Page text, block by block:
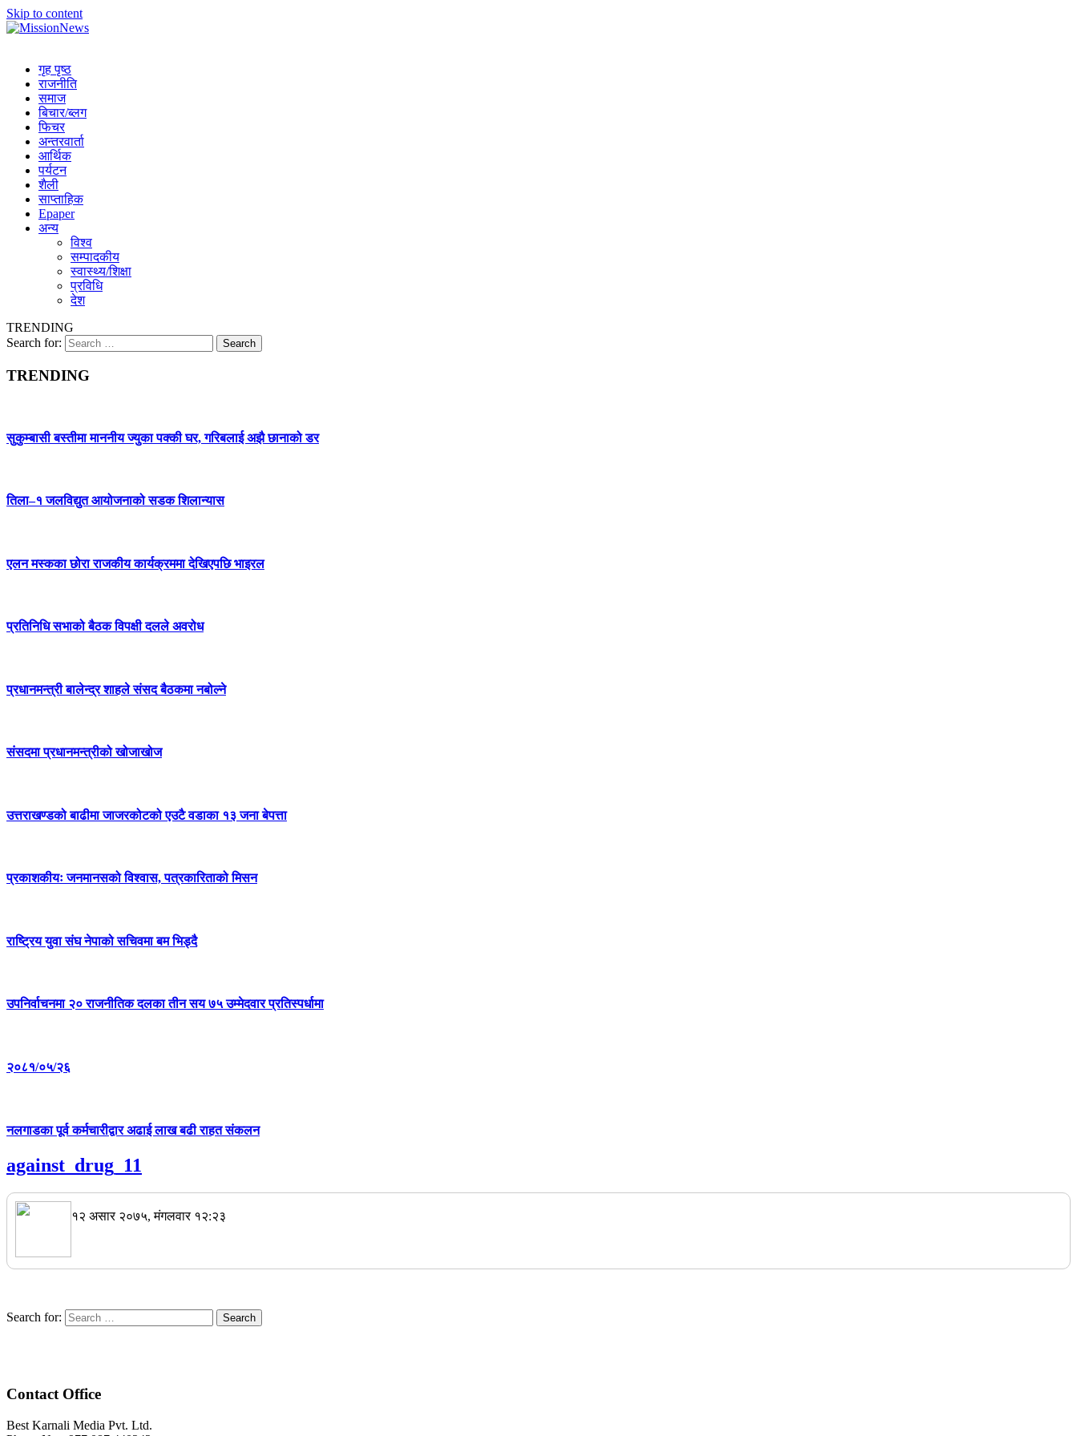
Skip to content
गृह पृष्ठ
राजनीति
समाज
बिचार/ब्लग
फिचर
अन्तरवार्ता
आर्थिक
पर्यटन
शैली
साप्ताहिक
Epaper
अन्य
विश्व
सम्पादकीय
स्वास्थ्य/शिक्षा
प्रविधि
देश
TRENDING
Search for:
TRENDING
सुकुम्बासी बस्तीमा माननीय ज्युका पक्की घर, गरिबलाई अझै छानाको डर
तिला–१ जलविद्युत आयोजनाको सडक शिलान्यास
एलन मस्कका छोरा राजकीय कार्यक्रममा देखिएपछि भाइरल
प्रतिनिधि सभाको बैठक विपक्षी दलले अवरोध
प्रधानमन्त्री बालेन्द्र शाहले संसद बैठकमा नबोल्ने
संसदमा प्रधानमन्त्रीको खोजाखोज
उत्तराखण्डको बाढीमा जाजरकोटको एउटै वडाका १३ जना बेपत्ता
प्रकाशकीयः जनमानसको विश्वास, पत्रकारिताको मिसन
राष्ट्रिय युवा संघ नेपाको सचिवमा बम भिड्दै
उपनिर्वाचनमा २० राजनीतिक दलका तीन सय ७५ उम्मेदवार प्रतिस्पर्धामा
२०८१/०५/२६
नलगाडका पूर्व कर्मचारीद्वार अढाई लाख बढी राहत संकलन
against_drug_11
१२ असार २०७५, मंगलवार १२:२३
Search for:
Contact Office
Best Karnali Media Pvt. Ltd.